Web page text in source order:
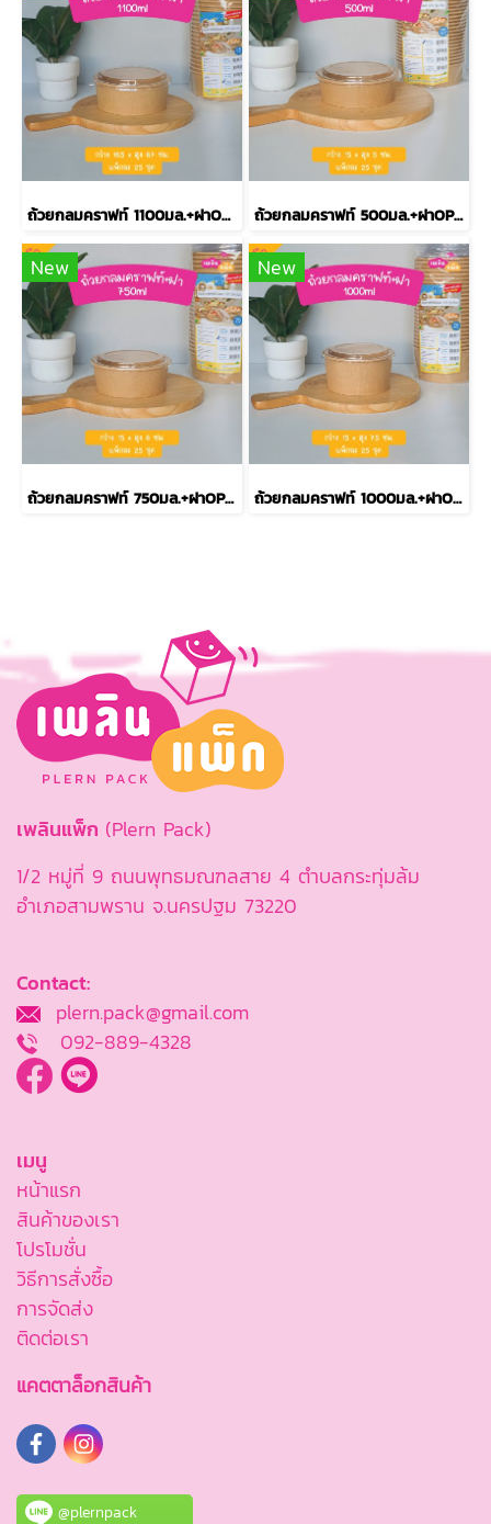
ถ้วยกลมคราฟท์ 1100มล.+ฝาOPS รุ่นECO L ถ้วยกลมคราฟท์ 500มล.+ฝาOPS รุ่นECO XS
New
ถ้วยกลมคราฟท์ 750มล.+ฝาOPS รุ่นECO S
New
ถ้วยกลมคราฟท์ 1000มล.+ฝาOPS รุ่นECO M
เพลินแพ็ก (Plern Pack)
1/2 หมู่ที่ 9 ถนนพุทธมณฑลสาย 4 ตำบลกระทุ่มล้ม
อำเภอสามพราน จ.นครปฐม 73220
Contact:
plern.pack@gmail.com
092-889-4328
เมนู
หน้าแรก
สินค้าของเรา
โปรโมชั่น
วิธีการสั่งซื้อ
การจัดส่ง
ติดต่อเรา
แคตตาล็อกสินค้า
@plernpack